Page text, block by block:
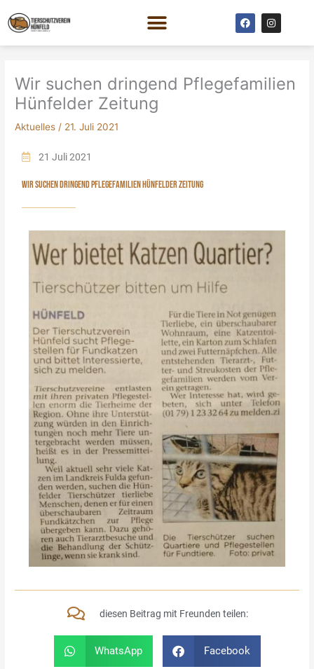
Inhalt
F
a
c
e
k
I
n
s
t
r
Wir suchen dringend Pflegefamilien
Hünfelder Zeitung
Aktuelles / 21. Juli 2021
21 Juli 2021
WIR SUCHEN DRINGEND PFLEGEFAMILIEN HÜNFELDER ZEITUNG
diesen Beitrag mit Freunden teilen:
WhatsApp Facebook